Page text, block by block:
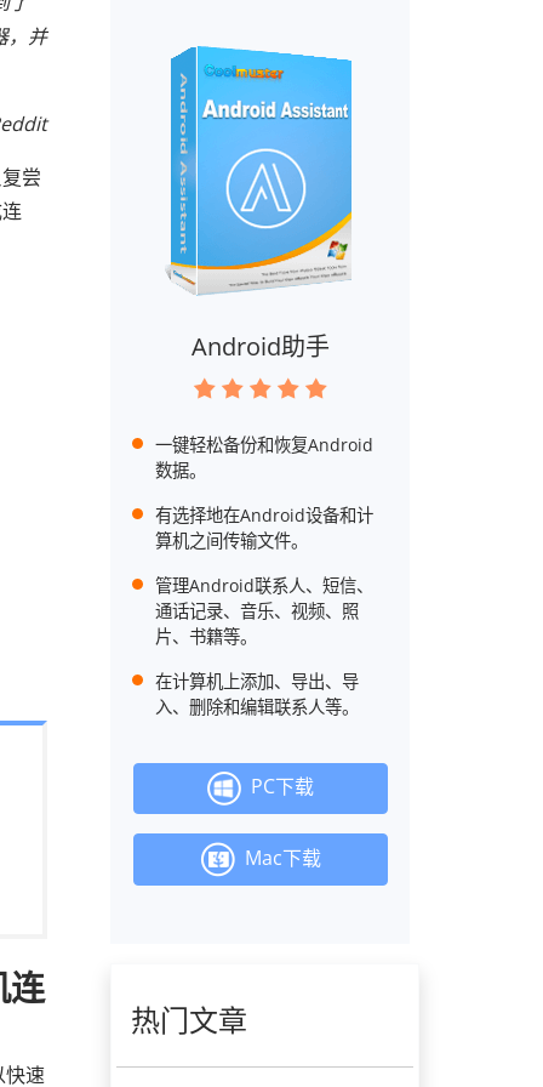
，并
尝
连
快速
Android助手
一键轻松备份和恢复Android
数据。
有选择地在Android设备和计
算机之间传输文件。
管理Android联系人、短信、
通话记录、音乐、视频、照
片、书籍等。
在计算机上添加、导出、导
入、删除和编辑联系人等。
PC下载
Mac下载
热门文章